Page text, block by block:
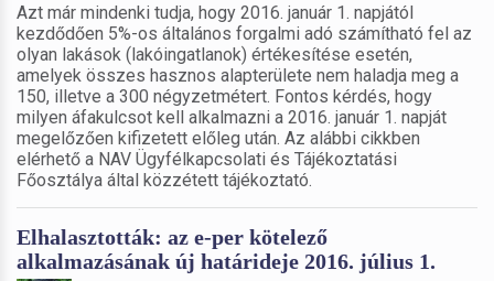
Azt már mindenki tudja, hogy 2016. január 1. napjától
kezdődően 5%-os általános forgalmi adó számítható fel az
olyan lakások (lakóingatlanok) értékesítése esetén,
amelyek összes hasznos alapterülete nem haladja meg a
150, illetve a 300 négyzetmétert. Fontos kérdés, hogy
milyen áfakulcsot kell alkalmazni a 2016. január 1. napját
megelőzően kifizetett előleg után. Az alábbi cikkben
elérhető a NAV Ügyfélkapcsolati és Tájékoztatási
Főosztálya által közzétett tájékoztató.
Elhalasztották: az e-per kötelező
alkalmazásának új határideje 2016. július 1.